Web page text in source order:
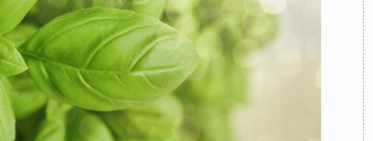
REDAZIONE COMITATO SCIENTIFICO AUTORI CURATORI FOTOGRAFI
EXTRA
CODICI RUBRICHE LIBRI PROCEEDINGS
SOCIAL MEDIA